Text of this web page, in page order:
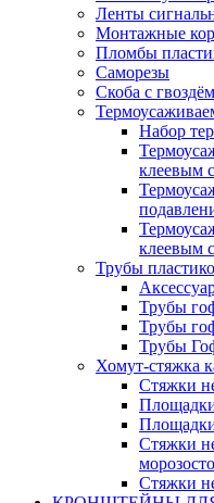
Ленты
Монтажные
Пломбы
Саморезы
Скоба с гвоздём
Набор
клеевым
клеевым
Трубы
Трубы
Трубы
Трубы
Хомут-стяжка
Cтяжки
Стяжки
Стяжки